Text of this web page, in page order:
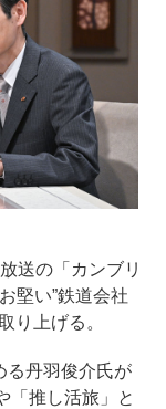
送の「カンブリ
堅い”鉄道会社
り上げる。
丹羽俊介氏が
「推し活旅」と